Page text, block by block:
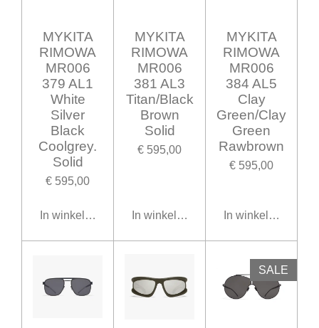
MYKITA
RIMOWA
MR006
379 AL1
White
Silver
Black
Coolgrey.
Solid
€ 595,00
In winkelwagen
MYKITA
RIMOWA
MR006
381 AL3
Titan/Black
Brown
Solid
€ 595,00
In winkelwagen
MYKITA
RIMOWA
MR006
384 AL5
Clay
Green/Clay
Green
Rawbrown
€ 595,00
In winkelwagen
SALE